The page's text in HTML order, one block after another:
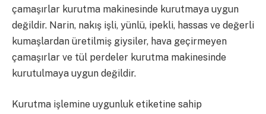
çamaşırlar kurutma makinesinde kurutmaya uygun
değildir. Narin, nakış işli, yünlü, ipekli, hassas ve değerli
kumaşlardan üretilmiş giysiler, hava geçirmeyen
çamaşırlar ve tül perdeler kurutma makinesinde
kurutulmaya uygun değildir.
Kurutma işlemine uygunluk etiketine sahip